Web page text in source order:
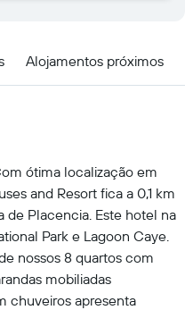
Alojamentos próximos
ótima localização em
and Resort fica a 0,1 km
de Placencia. Este hotel na
Park e Lagoon Caye.
nossos 8 quartos com
mobiliadas
chuveiros apresenta